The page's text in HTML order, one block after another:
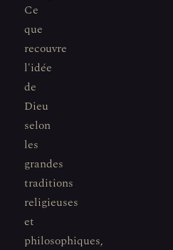
Ce
que
recouvre
l'idée
de
Dieu
selon
les
grandes
traditions
religieuses
et
philosophiques,